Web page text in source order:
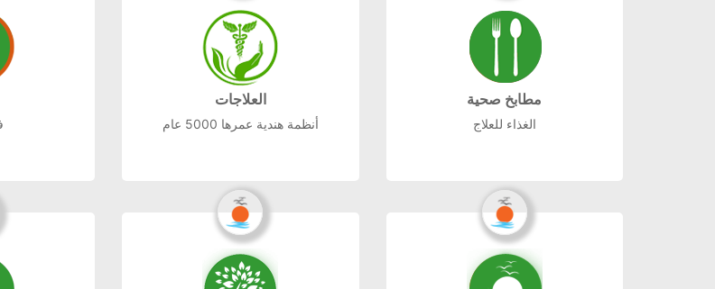
العلاجات
أنظمة هندية عمرها 5000 عام
مطابخ صحية
الغذاء للعلاج